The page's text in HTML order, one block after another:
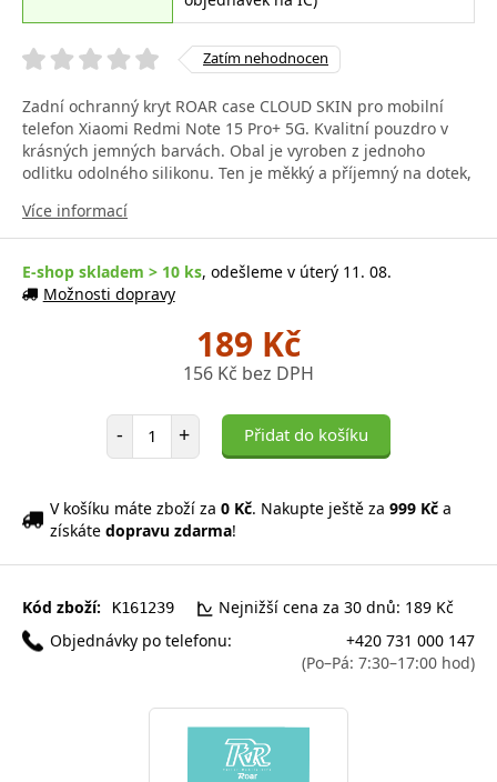
Zatím nehodnocen
Zadní ochranný kryt ROAR case CLOUD SKIN pro mobilní
telefon Xiaomi Redmi Note 15 Pro+ 5G. Kvalitní pouzdro v
krásných jemných barvách. Obal je vyroben z jednoho
odlitku odolného silikonu. Ten je měkký a příjemný na dotek,
Více informací
E-shop skladem > 10 ks, odešleme v úterý 11. 08.
Možnosti dopravy
189 Kč
156 Kč bez DPH
- Počet položek
+ Přidat do košíku
V košíku máte zboží za 0 Kč. Nakupte ještě za 999 Kč a
získáte dopravu zdarma!
Kód zboží: K161239
Nejnižší cena za 30 dnů: 189 Kč
Objednávky po telefonu:
+420 731 000 147
(Po–Pá: 7:30–17:00 hod)